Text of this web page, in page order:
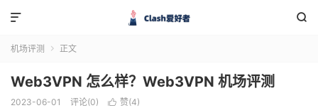


机场评测  正文
Web3VPN 怎么样？Web3VPN 机场评测
2023-06-01 评论(0)  赞(4)